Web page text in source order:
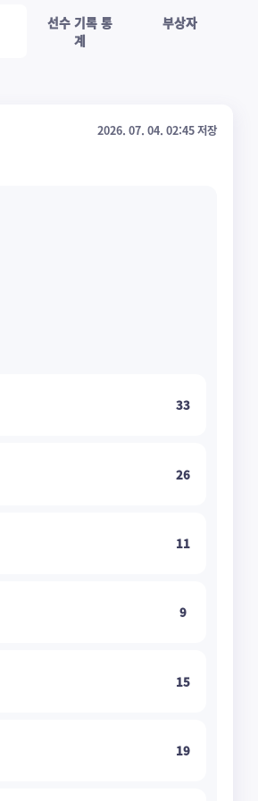
선수 기록 통
계
부상자
2026. 07. 04. 02:45 저장
33
26
11
9
15
19